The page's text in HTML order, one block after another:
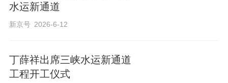
水运新通道
新京号 2026-6-12
丁薛祥出席三峡水运新通道
工程开工仪式